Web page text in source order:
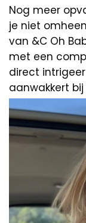
Nog meer
je niet
van &C Oh
met een
direct
aanwakkert